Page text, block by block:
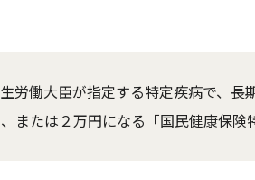
労働大臣が指定する特定疾病で、
または２万円になる「国民健康保険